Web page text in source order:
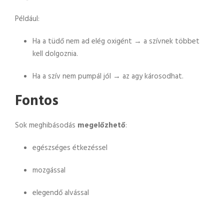
Például:
Ha a tüdő nem ad elég oxigént → a szívnek többet
kell dolgoznia.
Ha a szív nem pumpál jól → az agy károsodhat.
Fontos
Sok meghibásodás megelőzhető:
egészséges étkezéssel
mozgással
elegendő alvással